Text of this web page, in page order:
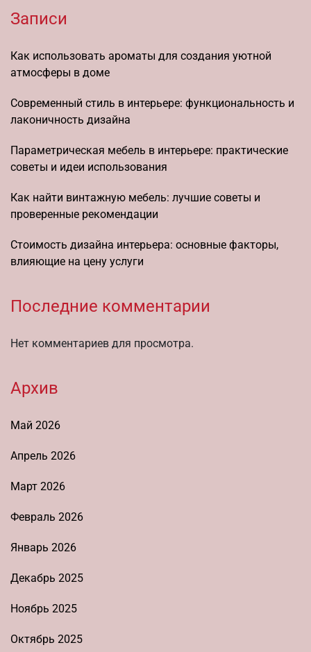
Записи
Как использовать ароматы для создания уютной
атмосферы в доме
Современный стиль в интерьере: функциональность и
лаконичность дизайна
Параметрическая мебель в интерьере: практические
советы и идеи использования
Как найти винтажную мебель: лучшие советы и
проверенные рекомендации
Стоимость дизайна интерьера: основные факторы,
влияющие на цену услуги
Последние комментарии
Нет комментариев для просмотра.
Архив
Май 2026
Апрель 2026
Март 2026
Февраль 2026
Январь 2026
Декабрь 2025
Ноябрь 2025
Октябрь 2025